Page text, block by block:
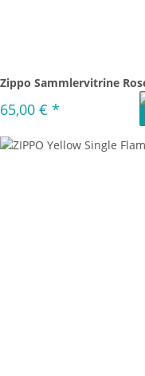
Zippo Sammlervitrine
65,00 € *